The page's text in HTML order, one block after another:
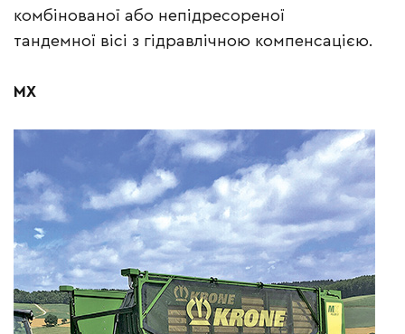
комбінованої або непідресореної
тандемної вісі з гідравлічною компенсацією.
МХ